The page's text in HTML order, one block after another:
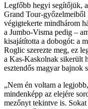
Legfőbb hegyi segítőjük,
Grand Tour-győzelmeiből
végigtekerte mindhárom
a Jumbo-Visma pedig –
kisajátította a dobogót: a
Roglic szerezte meg, ez
a Kas-Kaskolnak sikerült
esztendős magyar bajnok
Nem én voltam a
mindenképp az elejére
mezőnyt tekintve is.